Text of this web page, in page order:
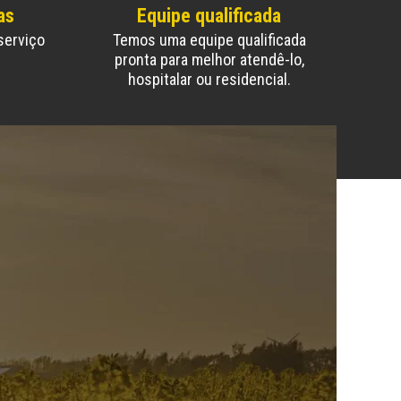
Equipe qualificada
Temos uma equipe qualificada
pronta para melhor atendê-lo,
hospitalar ou residencial.